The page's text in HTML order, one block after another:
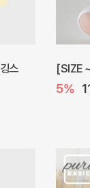
프로리
20%